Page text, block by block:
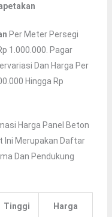
Per Meter Persegi
1.000.000. Pagar
Dan Harga Per
Hingga Rp
Harga Panel Beton
Ini Merupakan Daftar
Dan Pendukung
Tinggi Harga